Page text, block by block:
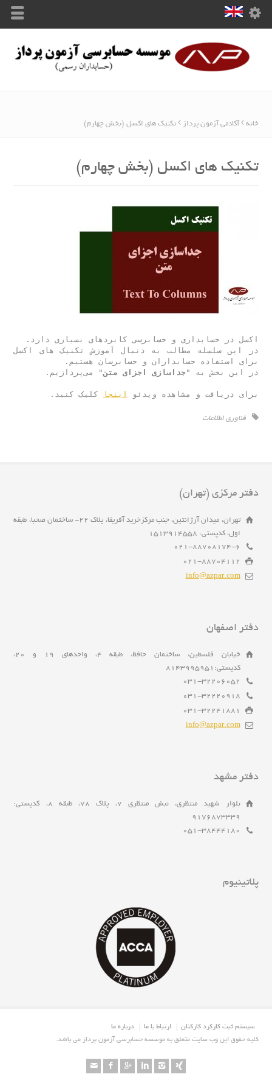
خانه آکادمی آزمون پرداز تکنیک های اکسل (بخش چهارم)
تکنیک های اکسل (بخش چهارم)
در این سلسله مطالب به دنبال آموزش تکنیک های اکسل
در این بخش به " جداسازی اجزای متن
برای دریافت و مشاهده ویدئو اینجا کلیک کنید.
فناوری اطلاعات
دفتر مرکزی (تهران)
تهران، میدان آرژانتین، جنب مرکزخرید آفریقا، پلاک 22- ساختمان صحبا، طبقه
اول، کدپستی: 1513914558
021-88708174-6
021-88704112
info@azpar.com
دفتر اصفهان
خیابان فلسطین، ساختمان حافظ، طبقه 4، واحدهای 19 و 20،
کدپستی:8143995951
031-32206052
031-32220918
031-32241881
info@azpar.com
دفتر مشهد
بلوار شهید منتظری، نبش منتظری 7، پلاک 78، طبقه 8، کدپستی:
9176873339
051-38444180
پلاتینیوم
درباره ما ارتباط با ما
سیستم ثبت کارکرد کارکنان
.کلیه حقوق این وب سایت متعلق به موسسه حسابرسی آزمون پرداز می باشد